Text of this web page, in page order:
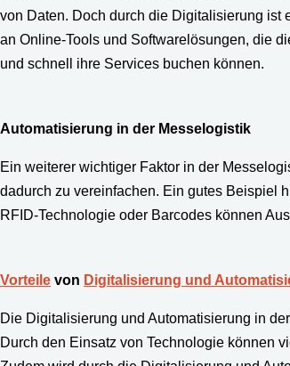
von Daten. Doch durch die Digitalisierung ist
an Online-Tools und Softwarelösungen, die
und schnell ihre Services buchen können.
Automatisierung in der Messelogistik
Ein weiterer wichtiger Faktor in der
dadurch zu vereinfachen. Ein gutes Beispiel
RFID-Technologie oder Barcodes können
Vorteile von Digitalisierung und
Die Digitalisierung und Automatisierung in
Durch den Einsatz von Technologie können